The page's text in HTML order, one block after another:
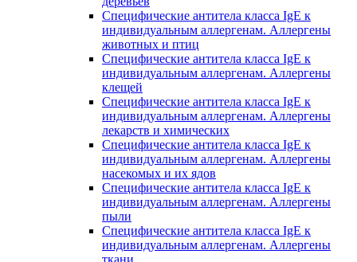
Специфические антитела класса IgE к
индивидуальным аллергенам. Аллергены
животных и птиц
Специфические антитела класса IgE к
индивидуальным аллергенам. Аллергены
клещей
Специфические антитела класса IgE к
индивидуальным аллергенам. Аллергены
лекарств и химических
Специфические антитела класса IgE к
индивидуальным аллергенам. Аллергены
насекомых и их ядов
Специфические антитела класса IgE к
индивидуальным аллергенам. Аллергены
пыли
Специфические антитела класса IgE к
индивидуальным аллергенам. Аллергены
ткани